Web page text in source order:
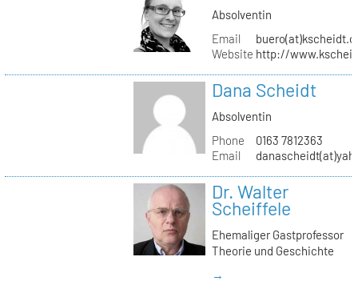
Absolventin
Email
Website http://
Dana Scheidt
Absolventin
Phone
0163 7812363
Email
Dr. Walter
Scheiffele
Ehemaliger Gastprofessor
Theorie und Geschichte
→